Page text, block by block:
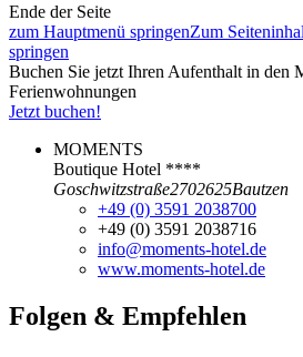
Ende der Seite
zum Hauptmenü springenZum
springen
Buchen Sie jetzt Ihren Aufenthalt in den
Ferienwohnungen
Jetzt buchen!
MOMENTS
Boutique Hotel ****
Goschwitzstraße2702625Bautzen
+49 (0) 3591 2038700
+49 (0) 3591 2038716
info@moments-hotel.de
www.moments-hotel.de
Folgen & Empfehlen